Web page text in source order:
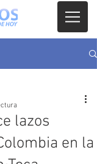
lazos
en la